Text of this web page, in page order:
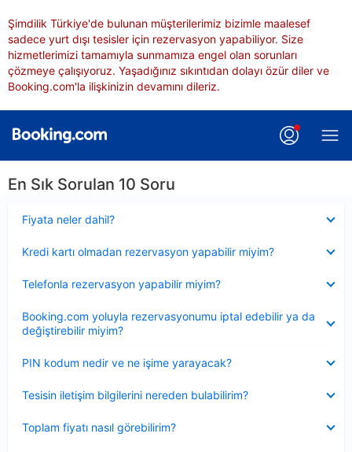
Şimdilik Türkiye'de bulunan müşterilerimiz bizimle maalesef
sadece yurt dışı tesisler için rezervasyon yapabiliyor. Size
hizmetlerimizi tamamıyla sunmamıza engel olan sorunları
çözmeye çalışıyoruz. Yaşadığınız sıkıntıdan dolayı özür diler ve
Booking.com'la ilişkinizin devamını dileriz.
En Sık Sorulan 10 Soru
Fiyata neler dahil?
Kredi kartı olmadan rezervasyon yapabilir miyim?
Telefonla rezervasyon yapabilir miyim?
Booking.com yoluyla rezervasyonumu iptal edebilir ya da
değiştirebilir miyim?
PIN kodum nedir ve ne işime yarayacak?
Tesisin iletişim bilgilerini nereden bulabilirim?
Toplam fiyatı nasıl görebilirim?